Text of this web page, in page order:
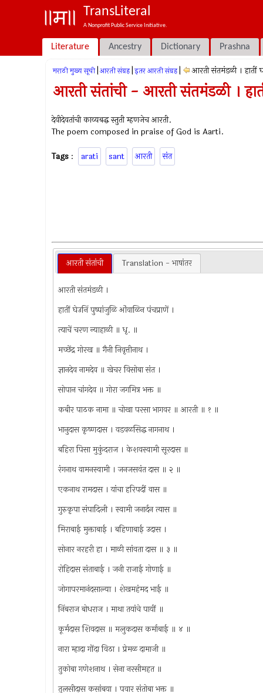
TransLiteral
A Nonprofit Public Service Initiative.
Literature Ancestry Dictionary Prashna
मराठी मुख्य सूची आरती संग्रह इतर आरती संग्रह आरती संतमंडळी । हातीं
आरती संतांची - आरती संतमंडळी ।
देवीदेवतांची काव्यबद्ध स्तुती म्हणजेच आरती.
The poem composed in praise of God is Aarti.
Tags : arati sant आरती संत
आरती संतांची Translation - भाषांतर
आरती संतमंडळी ।
हातीं घेउनिं पुष्पांजुळि ओंवाळिन पंचप्राणें ।
त्याचें चरण न्याहाळी ॥ धृ. ॥
मच्छेंद्र गोरख ॥ गैनी निवृत्तीनाथ ।
ज्ञानदेव नामदेव ॥ खेचर विसोबा संत ।
सोपान चांगदेव ॥ गोरा जगमित्र भक्त ॥
कबीर पाठक नामा ॥ चोखा परसा भागवर ॥ आरती ॥ १ ॥
भानुदास कृष्णदास । वडवळसिद्ध नागनाथ ।
बहिरा पिसा मुकुंदराज । केशवस्वामी सूरदास ॥
रंगनाथ वामनस्वामी । जनजसवंत दास ॥ २ ॥
एकनाथ रामदास । यांचा हरिपदीं वास ॥
गुरुकृपा संपादिली । स्वामी जनार्दन त्यास ॥
मिराबाई मुक्ताबाई । बहिणाबाई उदास ।
सोनार नरहरी हा । माळी सांवता दास ॥ ३ ॥
रोहिदास संताबाई । जनी राजाई गोणाई ॥
जोगापरमानंदसाल्या । शेखमहंमद भाई ॥
निंबराज बोधराज । माथा तयांचे पायीं ॥
कूर्मदास शिवदास ॥ मलुकदास कर्माबाई ॥ ४ ॥
नारा म्हादा गोंदा विठा । प्रेमळ दामाजी ॥
तुकोबा गणेशनाथ । सेना नरसीमहत ॥
तुलसीदास कसांबया । पवार संतोबा भक्त ॥